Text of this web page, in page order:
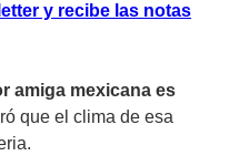
y recibe las notas
amiga mexicana es
que el clima de esa